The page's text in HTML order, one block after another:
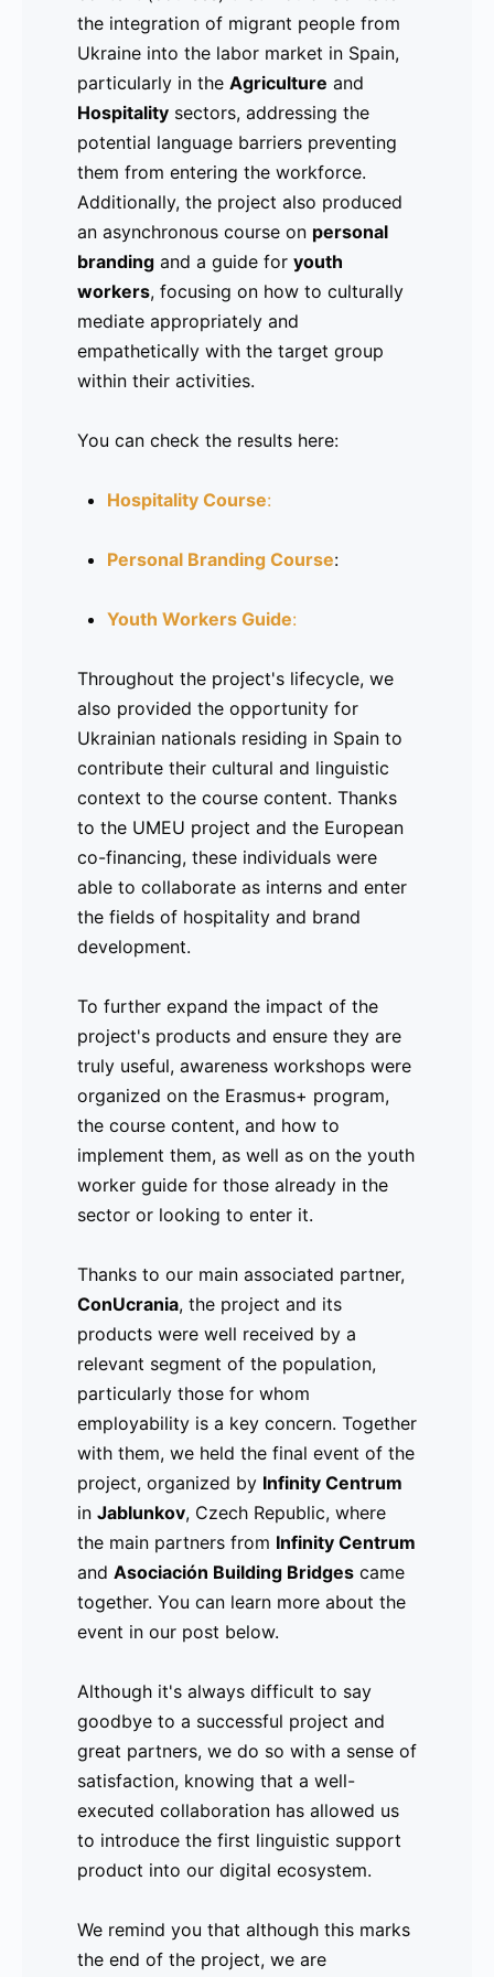
the integration of migrant people from
Ukraine into the labor market in Spain,
particularly in the Agriculture and
Hospitality sectors, addressing the
potential language barriers preventing
them from entering the workforce.
Additionally, the project also produced
an asynchronous course on personal
branding and a guide for youth
workers, focusing on how to culturally
mediate appropriately and
empathetically with the target group
within their activities.
You can check the results here:
Hospitality Course:
Personal Branding Course:
Youth Workers Guide:
Throughout the project's lifecycle, we
also provided the opportunity for
Ukrainian nationals residing in Spain to
contribute their cultural and linguistic
context to the course content. Thanks
to the UMEU project and the European
co-financing, these individuals were
able to collaborate as interns and enter
the fields of hospitality and brand
development.
To further expand the impact of the
project's products and ensure they are
truly useful, awareness workshops were
organized on the Erasmus+ program,
the course content, and how to
implement them, as well as on the youth
worker guide for those already in the
sector or looking to enter it.
Thanks to our main associated partner,
ConUcrania, the project and its
products were well received by a
relevant segment of the population,
particularly those for whom
employability is a key concern. Together
with them, we held the final event of the
project, organized by Infinity Centrum
in Jablunkov, Czech Republic, where
the main partners from Infinity Centrum
and Asociación Building Bridges came
together. You can learn more about the
event in our post below.
Although it's always difficult to say
goodbye to a successful project and
great partners, we do so with a sense of
satisfaction, knowing that a well-
executed collaboration has allowed us
to introduce the first linguistic support
product into our digital ecosystem.
We remind you that although this marks
the end of the project, we are
proporcionar información sobre cómo
perfilarse en línea (personal branding)
con el fin de llegar a futuros
empleadores. Lea el comunicado de
prensa completo aquí:
https://drive.google.com/file/d/
usp=sharing.
integración de personas migrantes de
Ucrania en el mercado laboral en
España, especialmente en los sectores
deAgriculturayHostelería,
enfocándose en las posibles barreras
idiomáticas que dificultaban su acceso
al empleo. Además, el proyecto también
desarrolló un curso asincrónico sobre
desarrollo de marca personaly una
guía paratrabajadores juveniles(Youth
Workers), sobre cómo mediar
culturalmente de manera adecuada y
empática con el grupo objetivo dentro
Durante el ciclo de vida del proyecto,
también se brindó la oportunidad de
colaborar a personas de nacionalidad
ucraniana radicadas en España, quienes
aportaron un valioso contexto cultural y
lingüístico a los contenidos de los
cursos. Gracias al proyecto UMEU y a la
cofinanciación europea, estas personas
pudieron colaborar como becarios y
y el desarrollo de marca.
Para llevar los productos del proyecto
aún más lejos y garantizar que fueran
realmente útiles, se organizaron talleres
de sensibilización sobre el programa
Erasmus+, los contenidos y cómo
implementarlos, así como sobre la guía
aquellos que ya están en el sector como
para los que buscan adentrarse en él.
Gracias a nuestro socio asociado
principal,ConUcrania, el proyecto y sus
productos fueron bien recibidos por un
segmento relevante de la población,
especialmente aquellos para quienes la
empleabilidad era un tema de gran
interés. Junto con ellos, se celebró el
evento final del proyecto, organizado
porInfinity CentrumenJablunkov,
República Checa, donde se reunieron
socios del proyecto,Infinity Centrum
Asociación Building Bridges. Pueden
ver más sobre el encunetro aquí.
Si bien es cierto que es difícil
despedirse de un buen proyecto y de
grandes socios, lo hacemos con una
una colaboración bien ejecutada nos ha
permitido introducir el primer producto